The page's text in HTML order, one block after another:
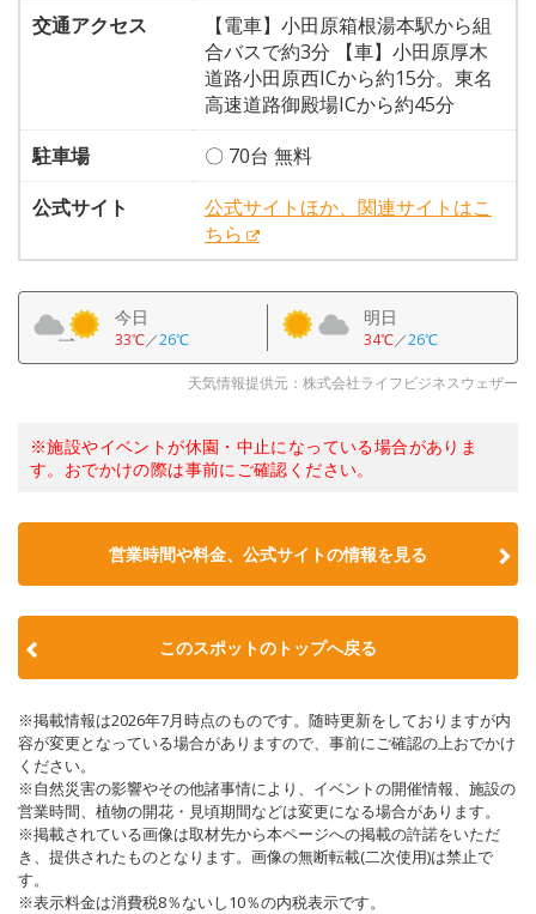
交通アクセス
【電車】小田原箱根湯本駅から組
合バスで約3分 【車】小田原厚木
道路小田原西ICから約15分。東名
高速道路御殿場ICから約45分
駐車場
〇 70台 無料
公式サイト
公式サイトほか、関連サイトはこ
ちら
今日
33℃／26℃
明日
34℃／26℃
天気情報提供元：株式会社ライフビジネスウェザー
※施設やイベントが休園・中止になっている場合がありま
す。おでかけの際は事前にご確認ください。
営業時間や料金、公式サイトの情報を見る
このスポットのトップへ戻る
※掲載情報は2026年7月時点のものです。随時更新をしておりますが内
容が変更となっている場合がありますので、事前にご確認の上おでかけ
ください。
※自然災害の影響やその他諸事情により、イベントの開催情報、施設の
営業時間、植物の開花・見頃期間などは変更になる場合があります。
※掲載されている画像は取材先から本ページへの掲載の許諾をいただ
き、提供されたものとなります。画像の無断転載(二次使用)は禁止で
す。
※表示料金は消費税8％ないし10％の内税表示です。